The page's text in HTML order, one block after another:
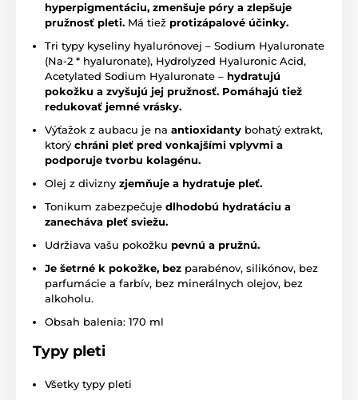
hyperpigmentáciu, zmenšuje póry a zlepšuje
pružnosť pleti. Má tiež protizápalové účinky.
Tri typy kyseliny hyalurónovej – Sodium Hyaluronate
(Na-2 * hyaluronate), Hydrolyzed Hyaluronic Acid,
Acetylated Sodium Hyaluronate – hydratujú
pokožku a zvyšujú jej pružnosť. Pomáhajú tiež
redukovať jemné vrásky.
Výťažok z aubacu je na antioxidanty bohatý extrakt,
ktorý chráni pleť pred vonkajšími vplyvmi a
podporuje tvorbu kolagénu.
Olej z divizny zjemňuje a hydratuje pleť.
Tonikum zabezpečuje dlhodobú hydratáciu a
zanecháva pleť sviežu.
Udržiava vašu pokožku pevnú a pružnú.
Je šetrné k pokožke, bez parabénov, silikónov, bez
parfumácie a farbív, bez minerálnych olejov, bez
alkoholu.
Obsah balenia: 170 ml
Typy pleti
Všetky typy pleti